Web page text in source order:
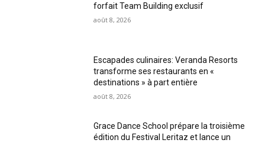
forfait Team Building exclusif
août 8, 2026
Escapades culinaires: Veranda Resorts
transforme ses restaurants en «
destinations » à part entière
août 8, 2026
Grace Dance School prépare la troisième
édition du Festival Leritaz et lance un